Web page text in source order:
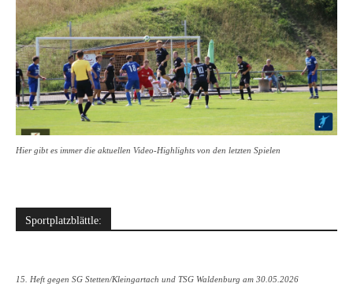
Hier gibt es immer die aktuellen Video-Highlights von den letzten Spielen
Sportplatzblättle:
15. Heft gegen SG Stetten/Kleingartach und TSG Waldenburg am 30.05.2026